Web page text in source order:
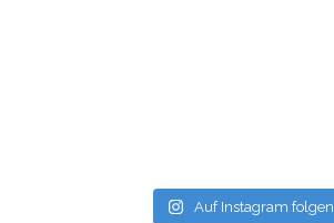
Auf Instagram folgen